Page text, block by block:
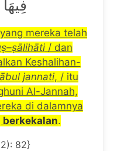
mereka telah
ṣ–ṣālihāti/ dan
Keshalihan-
bul jannati, / itu
Al-Jannah,
di dalamnya
.
82}